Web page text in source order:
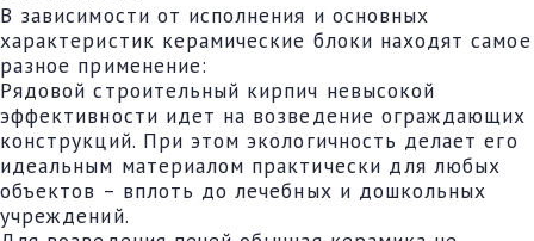
В зависимости от исполнения и основных
характеристик керамические блоки находят самое
разное применение:
Рядовой строительный кирпич невысокой
эффективности идет на возведение ограждающих
конструкций. При этом экологичность делает его
идеальным материалом практически для любых
объектов – вплоть до лечебных и дошкольных
учреждений.